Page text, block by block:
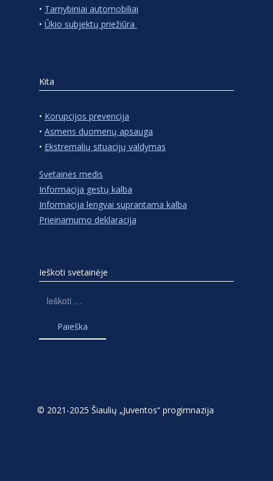
• Tarnybiniai automobiliai
• Ūkio subjektų priežiūra
Kita
• Korupcijos prevencija
• Asmens duomenų apsauga
• Ekstremalių situacijų valdymas
Svetainės medis
Informacija gestų kalba
Informacija lengvai suprantama kalba
Prieinamumo deklaracija
Ieškoti svetainėje
© 2021-2025 Šiaulių „Juventos“ progimnazija